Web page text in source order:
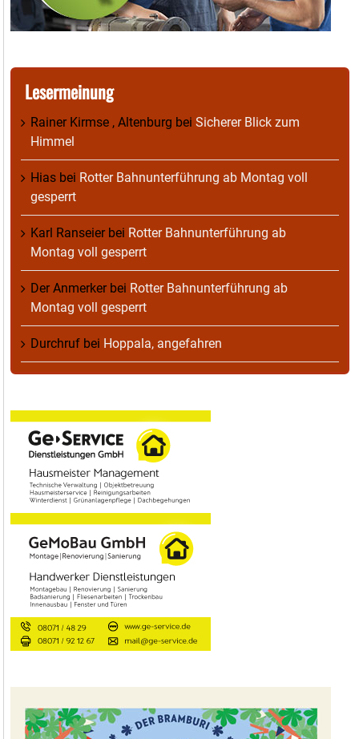
Lesermeinung
Rainer Kirmse , Altenburg bei Sicherer Blick zum
Himmel
Hias bei Rotter Bahnunterführung ab Montag voll
gesperrt
Karl Ranseierbei Rotter Bahnunterführung ab
Montag voll gesperrt
Der Anmerkerbei Rotter Bahnunterführung ab
Montag voll gesperrt
Durchruf bei Hoppala, angefahren